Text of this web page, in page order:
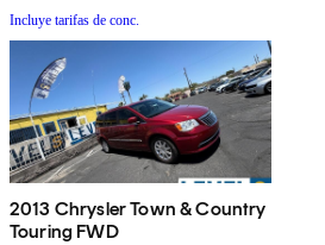
Incluye tarifas de conc.
2013 Chrysler Town & Country
Touring FWD